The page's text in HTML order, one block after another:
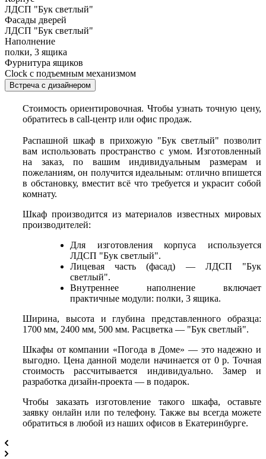
ЛДСП "Бук светлый"
Фасады дверей
ЛДСП "Бук светлый"
Наполнение
полки, 3 ящика
Фурнитура ящиков
Clock с подъемным механизмом
Встреча с дизайнером
Стоимость ориентировочная. Чтобы узнать точную цену,
обратитесь в call-центр или офис продаж.
Распашной шкаф в прихожую "Бук светлый" позволит
вам использовать пространство с умом. Изготовленный
на заказ, по вашим индивидуальным размерам и
пожеланиям, он получится идеальным: отлично впишется
в обстановку, вместит всё что требуется и украсит собой
комнату.
Шкаф производится из материалов известных мировых
производителей:
Для изготовления корпуса используется
ЛДСП "Бук светлый".
Лицевая часть (фасад) — ЛДСП "Бук
светлый".
Внутреннее наполнение включает
практичные модули: полки, 3 ящика.
Ширина, высота и глубина представленного образца:
1700 мм, 2400 мм, 500 мм. Расцветка — "Бук светлый".
Шкафы от компании «Погода в Доме» — это надежно и
выгодно. Цена данной модели начинается от 0 р. Точная
стоимость рассчитывается индивидуально. Замер и
разработка дизайн-проекта — в подарок.
Чтобы заказать изготовление такого шкафа, оставьте
заявку онлайн или по телефону. Также вы всегда можете
обратиться в любой из наших офисов в Екатеринбурге.